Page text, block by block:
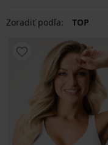
Zoradiť podľa: TOP